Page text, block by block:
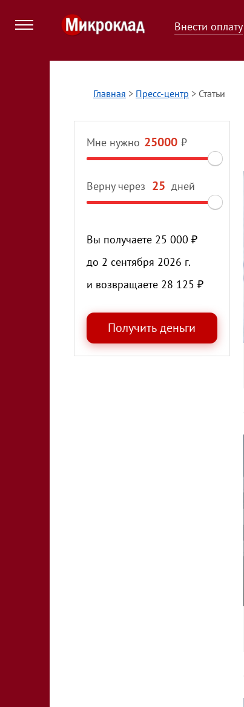
Внести оплату
Главная > Пресс-центр > Статьи
Мне нужно ₽
Верну через дней
Вы получаете 25 000 ₽
до 2 сентября 2026 г.
и возвращаете 28 125 ₽